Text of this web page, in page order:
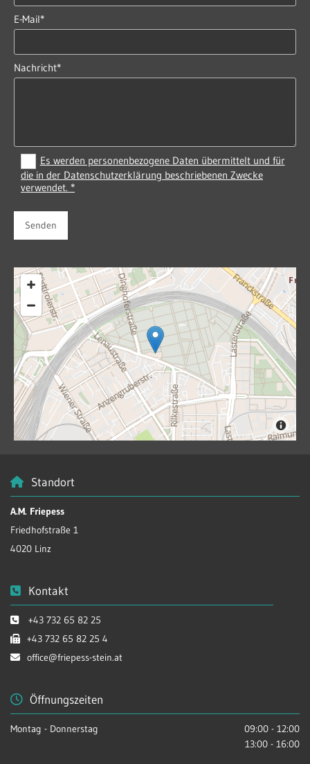
E-Mail*
Nachricht*
Es werden personenbezogene Daten übermittelt und für
die in der Datenschutzerklärung beschriebenen Zwecke
verwendet. *
 Standort
A.M. Friepess
Friedhofstraße 1
4020 Linz
 Kontakt
 +43 732 65 82 25
 +43 732 65 82 25 4
 office@friepess-stein.at
Öffnungszeiten
Montag - Donnerstag
09:00 - 12:00
13:00 - 16:00